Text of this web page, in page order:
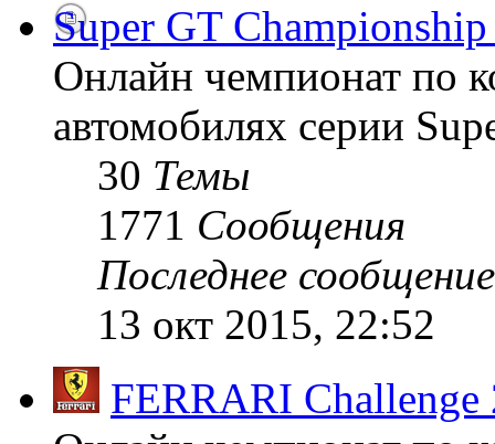
Super GT
Онлайн чемпионат по
автомобилях серии
30 Темы
1771 Сообщения
Последнее сообщение
13 окт 2015, 22:52
FERRARI